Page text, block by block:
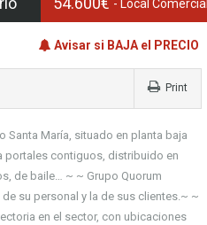
- Local Comercial
Avisar si BAJA el PRECIO
Print
Santa María, situado en planta baja
portales contiguos, distribuido en
de baile… ~ ~ Grupo Quorum
su personal y la de sus clientes.~ ~
en el sector, con ubicaciones